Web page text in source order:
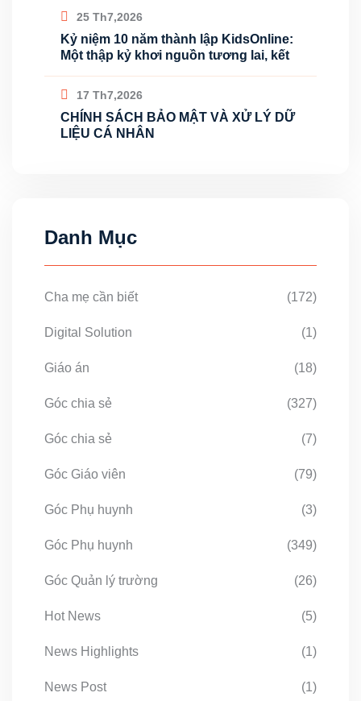
25 Th7,2026
Kỷ niệm 10 năm thành lập KidsOnline:
Một thập kỷ khơi nguồn tương lai, kết
17 Th7,2026
CHÍNH SÁCH BẢO MẬT VÀ XỬ LÝ DỮ
LIỆU CÁ NHÂN
Danh Mục
Cha mẹ cần biết (172)
Digital Solution (1)
Giáo án (18)
Góc chia sẻ (327)
Góc chia sẻ (7)
Góc Giáo viên (79)
Góc Phụ huynh (3)
Góc Phụ huynh (349)
Góc Quản lý trường (26)
Hot News (5)
News Highlights (1)
News Post (1)